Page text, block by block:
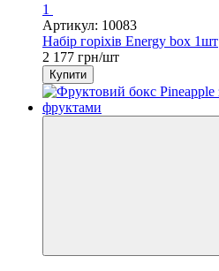
1
Артикул: 10083
Набір горіхів Energy box 1шт
2 177 грн/шт
Купити